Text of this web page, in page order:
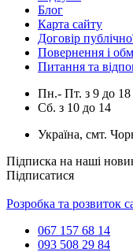
Блог
Карта сайту
Договір
Повернення і
Питання та
Пн.- Пт. з 9 до 18
Сб. з 10 до 14
Україна, смт.
Підписка на наші
Підписатися
Розробка та розвиток
067 157 68 14
093 508 29 84